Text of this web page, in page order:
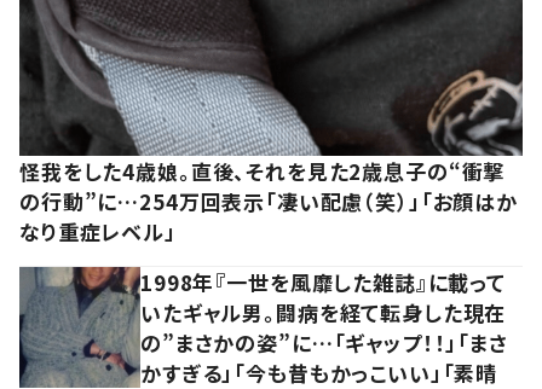
怪我をした4歳娘。直後、それを見た2歳息子の“衝撃
の行動”に…254万回表示「凄い配慮（笑）」「お顔はか
なり重症レベル」
1998年『一世を風靡した雑誌』に載って
いたギャル男。闘病を経て転身した現在
の”まさかの姿”に…「ギャップ！！」「まさ
かすぎる」「今も昔もかっこいい」「素晴